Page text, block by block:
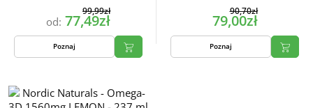
od:
99,99zł
77,49zł
Poznaj
90,70zł
79,00zł
Poznaj